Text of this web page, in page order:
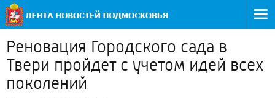
Реновация Городского сада в
Твери пройдет с учетом идей всех
поколений